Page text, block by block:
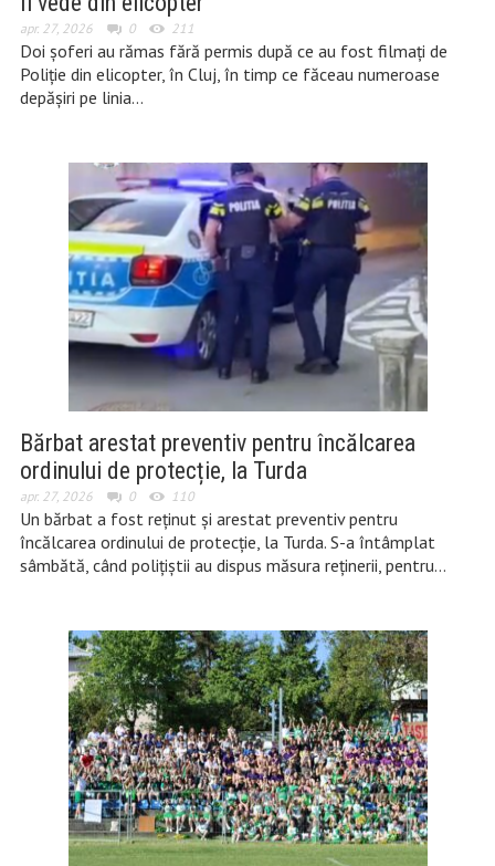
apr. 27, 2026 0 211
Doi șoferi au rămas fără permis după ce au fost filmați de
Poliție din elicopter, în Cluj, în timp ce făceau numeroase
depășiri pe linia…
Bărbat arestat preventiv pentru încălcarea
ordinului de protecție, la Turda
apr. 27, 2026 0 110
Un bărbat a fost reținut și arestat preventiv pentru
încălcarea ordinului de protecție, la Turda. S-a întâmplat
sâmbătă, când polițiștii au dispus măsura reținerii, pentru…